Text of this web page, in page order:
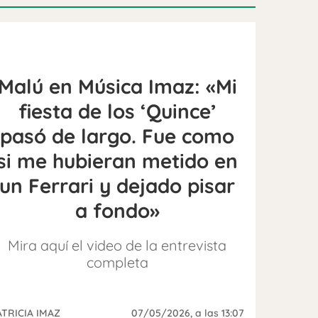
en Música Imaz: «Mi
fiesta de los ‘Quince’
pasó de largo. Fue como
me hubieran metido en
un Ferrari y dejado pisar
a fondo»
Mira aquí el video de la entrevista
completa
IMAZ 07/05/2026, a las 13:07